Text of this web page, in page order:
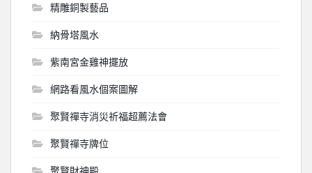
精雕銅製藝品
納骨塔風水
紫南宮金雞神擺放
網路看風水個案圖解
聚賢禪寺消災祈福超薦法會
聚賢禪寺牌位